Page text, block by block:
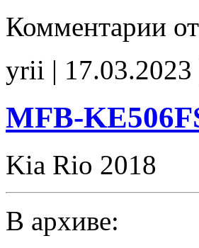
Комментарии записи
yrii | 17.03.2023
MFB-
Kia Rio 2018
В архиве: